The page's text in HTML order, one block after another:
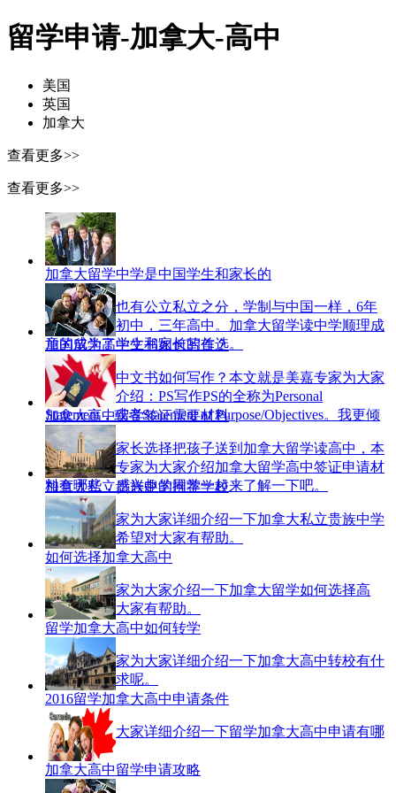
留学申请-加拿大-高中
美国
英国
加拿大
查看更多>>
查看更多>>
加拿大留学中学是中国学生和家长的
加拿大中学也有公立私立之分，学制与中国一样，6年
小学，三年初中，三年高中。加拿大留学读中学顺理成
章的成为了学生和家长的首选。
加国留学高中文书如何写作？
加国留学高中文书如何写作？本文就是美嘉专家为大家
带来的详情介绍：PS写作PS的全称为Personal
Statement，或者Statement of Purpose/Objectives。我更倾
向于后一…
加拿大高中留学签证需要材料
越来越多的家长选择把孩子送到加拿大留学读高中，本
文美嘉教育专家为大家介绍加拿大留学高中签证申请材
料有哪些，感兴趣的同学一起来了解一下吧。
加拿大私立贵族中学推荐学校
美嘉留学专家为大家详细介绍一下加拿大私立贵族中学
推荐学校，希望对大家有帮助。
如何选择加拿大高中
美嘉留学专家为大家介绍一下加拿大留学如何选择高
中，希望对大家有帮助。
留学加拿大高中如何转学
美嘉留学专家为大家详细介绍一下加拿大高中转校有什
么条件和要求呢。
2016留学加拿大高中申请条件
美嘉留学为大家详细介绍一下留学加拿大高中申请有哪
些条件。
加拿大高中留学申请攻略